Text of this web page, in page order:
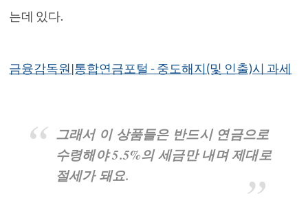
는데 있다.
금융감독원|통합연금포털 - 중도해지(및 인출)시 과세
그래서 이 상품들은 반드시 연금으로
수령해야 5.5%의 세금만 내며 제대로
절세가 돼요.